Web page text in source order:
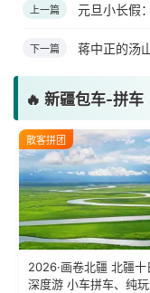
上一篇 元旦小长假
下一篇 蒋中正的汤
🔥 新疆包车-拼车
散客拼团
2026·画卷北疆 北疆十
深度游 小车拼车、纯